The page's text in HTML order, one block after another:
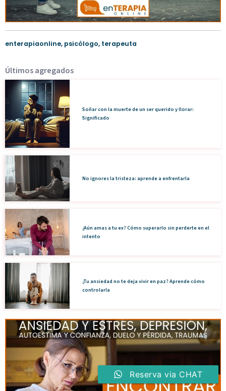
enterapiaonline, psicólogo, terapeuta
Últimos agregados
Soñar con la muerte de un ser querido y llorar:
Significado
No ignores la tristeza: aprende a enfrentarla
¿Aún amas a tu ex? Cómo superarlo sin perderte en el
intento
¿Tu ansiedad no te deja vivir en paz? Aprende cómo
controlarla
Reserva via CHAT